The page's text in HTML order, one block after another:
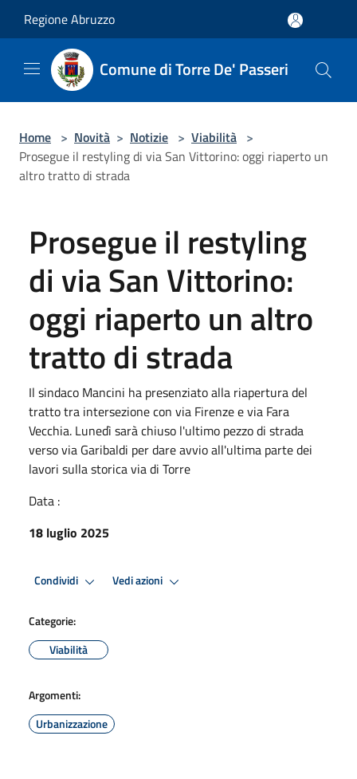
Regione Abruzzo
Comune di Torre De' Passeri
Home > Novità > Notizie > Viabilità >
Prosegue il restyling di via San Vittorino: oggi riaperto un
altro tratto di strada
Prosegue il restyling
di via San Vittorino:
oggi riaperto un altro
tratto di strada
Il sindaco Mancini ha presenziato alla riapertura del
tratto tra intersezione con via Firenze e via Fara
Vecchia. Lunedì sarà chiuso l'ultimo pezzo di strada
verso via Garibaldi per dare avvio all'ultima parte dei
lavori sulla storica via di Torre
Data :
18 luglio 2025
Condividi Vedi azioni
Categorie:
Viabilità
Argomenti:
Urbanizzazione